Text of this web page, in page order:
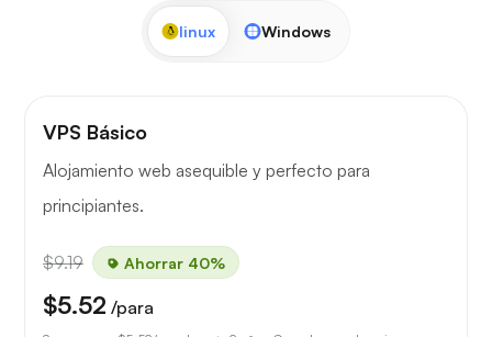
linux Windows
VPS Básico
Alojamiento web asequible y perfecto para
principiantes.
$9.19 Ahorrar 40%
$5.52 /para